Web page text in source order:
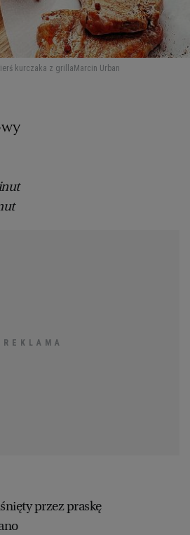
kurczaka z grilla Marcin Urban
przez praskę